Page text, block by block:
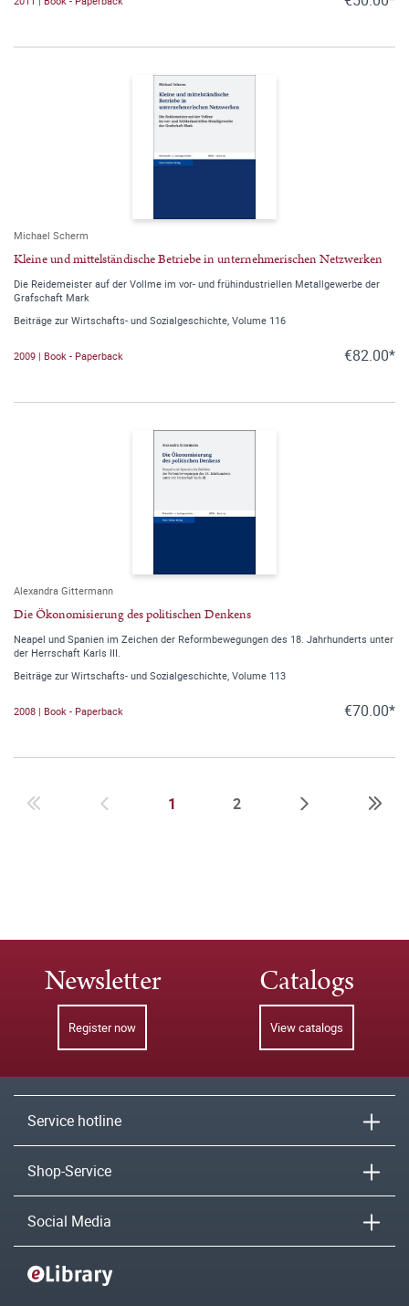
Michael Scherm
Kleine und mittelständische Betriebe in unternehmerischen Netzwerken
Die Reidemeister auf der Vollme im vor- und frühindustriellen Metallgewerbe der
Grafschaft Mark
Beiträge zur Wirtschafts- und Sozialgeschichte, Volume 116
2009 | Book - Paperback €82.00*
Alexandra Gittermann
Die Ökonomisierung des politischen Denkens
Neapel und Spanien im Zeichen der Reformbewegungen des 18. Jahrhunderts unter
der Herrschaft Karls III.
Beiträge zur Wirtschafts- und Sozialgeschichte, Volume 113
2008 | Book - Paperback €70.00*
1 2
Newsletter
Register now
Catalogs
View catalogs
Service hotline
Shop-Service
Social Media